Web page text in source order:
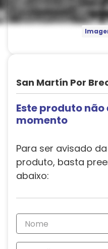
San Martín Por
Este produto
momento
Para ser avisado
produto, basta
abaixo: